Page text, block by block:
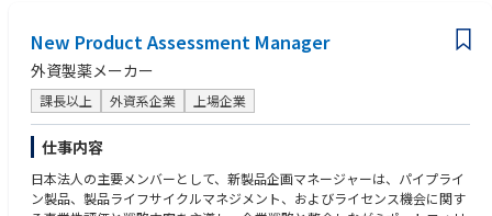
・Provide product training and marketing support for sales teams and d
istributors.
・Develop sales tools and customer presentation materials.
・Support promotional campaigns and product launches.
■Business Support
・Prepare monthly marketing reports and updates.
・Support forecasting, pricing analysis, and marketing projects.
・Collaborate with Sales, Operations, Regulatory, Quality, and other int
ernal teams to achieve business objectives.
す。
【求める人物像】
・知的好奇心が旺盛な方
・絶えず革新／改善を提案しながら、高い目標に向かってビジネスを推進
していくことができる方
・自分がしたいこと、あるいはするべきだと思ったことを他の人を巻き込
んで実現に導くことができる方
・ビジネスを成功へと導くことへの強い情熱と不屈の精神力を持ち、逆境
の中でも諦めず、より難しい課題に取り組み解決へと導くことができる方
New Product Assessment Manager
外資製薬メーカー
課長以上 外資系企業 上場企業
仕事内容
日本法人の主要メンバーとして、新製品企画マネージャーは、パイプライ
ン製品、製品ライフサイクルマネジメント、およびライセンス機会に関す